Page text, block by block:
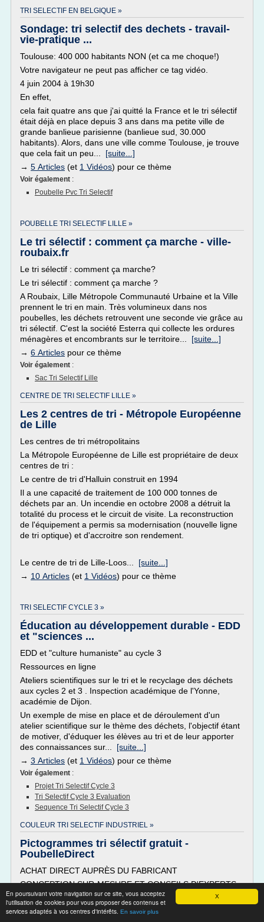
X
En poursuivant votre navigation sur ce site, vous acceptez
l'utilisation de cookies pour vous proposer des contenus et
services adaptés à vos centres d'intérêts. En savoir plus
TRI SELECTIF EN BELGIQUE »
Sondage: tri selectif des dechets - travail-
vie-pratique ...
Toulouse: 400 000 habitants NON (et ca me choque!)
Votre navigateur ne peut pas afficher ce tag vidéo.
4 juin 2004 à 19h30
En effet,
cela fait quatre ans que j'ai quitté la France et le tri sélectif
était déjà en place depuis 3 ans dans ma petite ville de
grande banlieue parisienne (banlieue sud, 30.000
habitants). Alors, dans une ville comme Toulouse, je trouve
que cela fait un peu... [suite...]
→ 5 Articles (et 1 Vidéos) pour ce thème
Voir également :
Poubelle Pvc Tri Selectif
POUBELLE TRI SELECTIF LILLE »
Le tri sélectif : comment ça marche - ville-
roubaix.fr
Le tri sélectif : comment ça marche?
Le tri sélectif : comment ça marche ?
A Roubaix, Lille Métropole Communauté Urbaine et la Ville
prennent le tri en main. Très volumineux dans nos
poubelles, les déchets retrouvent une seconde vie grâce au
tri sélectif. C'est la société Esterra qui collecte les ordures
ménagères et encombrants sur le territoire... [suite...]
→ 6 Articles pour ce thème
Voir également :
Sac Tri Selectif Lille
CENTRE DE TRI SELECTIF LILLE »
Les 2 centres de tri - Métropole Européenne
de Lille
Les centres de tri métropolitains
La Métropole Européenne de Lille est propriétaire de deux
centres de tri :
Le centre de tri d'Halluin construit en 1994
Il a une capacité de traitement de 100 000 tonnes de
déchets par an. Un incendie en octobre 2008 a détruit la
totalité du process et le circuit de visite. La reconstruction
de l'équipement a permis sa modernisation (nouvelle ligne
de tri optique) et d'accroitre son rendement.
Le centre de tri de Lille-Loos... [suite...]
→ 10 Articles (et 1 Vidéos) pour ce thème
TRI SELECTIF CYCLE 3 »
Éducation au développement durable - EDD
et "sciences ...
EDD et "culture humaniste" au cycle 3
Ressources en ligne
Ateliers scientifiques sur le tri et le recyclage des déchets
aux cycles 2 et 3 . Inspection académique de l'Yonne,
académie de Dijon.
Un exemple de mise en place et de déroulement d'un
atelier scientifique sur le thème des déchets, l'objectif étant
de motiver, d'éduquer les élèves au tri et de leur apporter
des connaissances sur... [suite...]
→ 3 Articles (et 1 Vidéos) pour ce thème
Voir également :
Projet Tri Selectif Cycle 3
Tri Selectif Cycle 3 Evaluation
Sequence Tri Selectif Cycle 3
COULEUR TRI SELECTIF INDUSTRIEL »
Pictogrammes tri sélectif gratuit -
PoubelleDirect
ACHAT DIRECT AUPRÈS DU FABRICANT
CONCEPTION SUR-MESURE ET CONSEILS D'EXPERTS
REMISE SELON LA QUANTITÉ
Home / Pictogrammes tri sélectif gratuit